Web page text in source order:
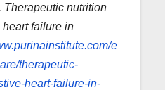
Therapeutic nutrition
failure in
e
therapeutic-
heart-failure-in-